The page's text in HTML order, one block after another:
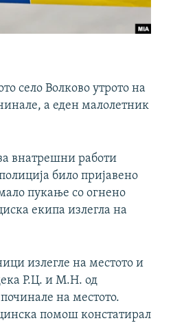
село Волково утрото на
а еден малолетник
внатрешни работи
било пријавено
пукање со огнено
екипа излегла на
излегле на местото и
Р.Ц. и М.Н. од
на местото.
помош констатирал